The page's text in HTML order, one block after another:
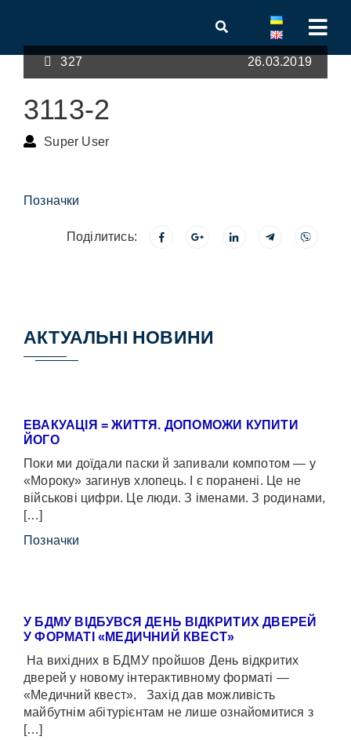
327 26.03.2019
3113-2
Super User
Позначки
Поділитись:
АКТУАЛЬНІ НОВИНИ
ЕВАКУАЦІЯ = ЖИТТЯ. ДОПОМОЖИ КУПИТИ
ЙОГО
Поки ми доїдали паски й запивали компотом — у
«Мороку» загинув хлопець. І є поранені. Це не
військові цифри. Це люди. З іменами. З родинами,
[…]
Позначки
У БДМУ ВІДБУВСЯ ДЕНЬ ВІДКРИТИХ ДВЕРЕЙ
У ФОРМАТІ «МЕДИЧНИЙ КВЕСТ»
На вихідних в БДМУ пройшов День відкритих
дверей у новому інтерактивному форматі —
«Медичний квест». Захід дав можливість
майбутнім абітурієнтам не лише ознайомитися з
[…]